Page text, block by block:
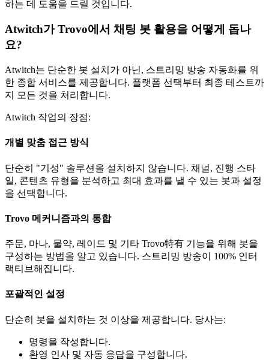
하는 데 도움을 드릴 것입니다.
Atwitch가 Trovo에서 채팅 봇 활용을 어떻게 돕나
요?
Atwitch는 단순한 봇 설치가 아닌, 스트리밍 방송 자동화를 위
한 종합 서비스를 제공합니다. 플랫폼 선택부터 최종 테스트까
지 모든 것을 처리합니다.
Atwitch 작업의 장점:
개별 맞춤 접근 방식
단순히 "기성" 솔루션을 설치하지 않습니다. 채널, 진행 스타
일, 콘텐츠 유형을 분석하고 최대 효과를 낼 수 있는 봇과 설정
을 선택합니다.
Trovo 메커니즘과의 통합
주문, 마나, 물약, 레이드 및 기타 Trovo特有 기능을 위해 봇을
구성하는 방법을 알고 있습니다. 스트리밍 방송이 100% 인터
랙티브해집니다.
포괄적인 설정
단순히 봇을 설치하는 것 이상을 제공합니다. 당사는:
명령을 작성합니다.
환영 인사 및 자동 응답을 구성합니다.